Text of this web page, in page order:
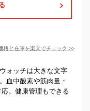
格と在庫を楽天でチェック >>
ォッチは大きな文字
血中酸素や筋肉量・
。健康管理もできる